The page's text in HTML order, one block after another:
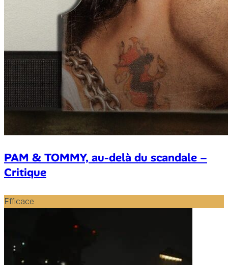
PAM & TOMMY, au-delà du scandale –
Critique
Efficace